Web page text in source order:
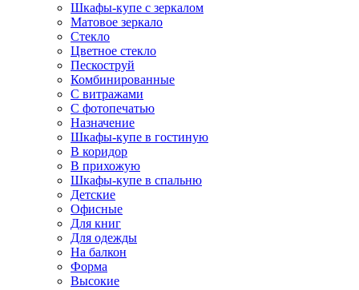
Шкафы-купе с зеркалом
Матовое зеркало
Стекло
Цветное стекло
Пескоструй
Комбинированные
С витражами
С фотопечатью
Назначение
Шкафы-купе в гостиную
В коридор
В прихожую
Шкафы-купе в спальню
Детские
Офисные
Для книг
Для одежды
На балкон
Форма
Высокие